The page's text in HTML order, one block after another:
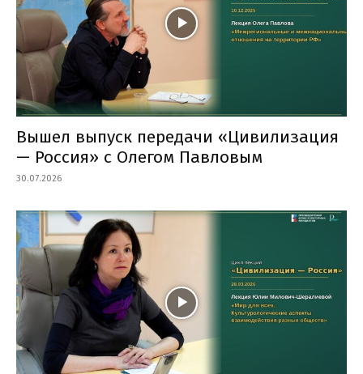
Вышел выпуск передачи «Цивилизация
— Россия» с Олегом Павловым
30.07.2026